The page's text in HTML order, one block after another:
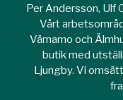
Per Andersson, Ulf
Vårt
Värnamo och
butik med
Ljungby. Vi